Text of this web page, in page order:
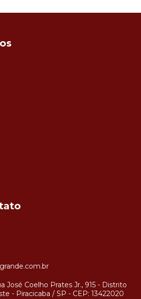
José Coelho Prates Jr., 915 - Distrito
- Piracicaba / SP - CEP: 13422020